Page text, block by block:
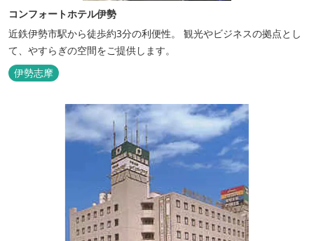
コンフォートホテル伊勢
近鉄伊勢市駅から徒歩約3分の利便性。 観光やビジネスの拠点とし
て、やすらぎの空間をご提供します。
伊勢志摩